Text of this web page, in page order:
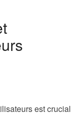
est crucial